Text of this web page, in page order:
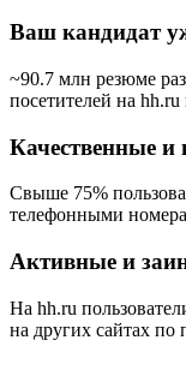
Ваш кандидат
~90.7 млн резюме
посетителей на
Качественные
Свыше 75%
телефонными
Активные и
На hh.ru
на других сайтах по